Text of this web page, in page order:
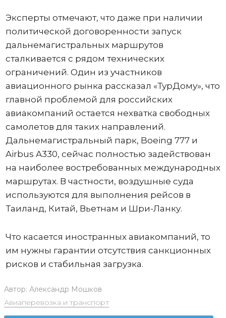
Эксперты отмечают, что даже при наличии
политической договоренности запуск
дальнемагистральных маршрутов
сталкивается с рядом технических
ограничений. Один из участников
авиационного рынка рассказал «ТурДому», что
главной проблемой для российских
авиакомпаний остается нехватка свободных
самолетов для таких направлений.
Дальнемагистральный парк, Boeing 777 и
Airbus A330, сейчас полностью задействован
на наиболее востребованных международных
маршрутах. В частности, воздушные суда
используются для выполнения рейсов в
Таиланд, Китай, Вьетнам и Шри-Ланку.
Что касается иностранных авиакомпаний, то
им нужны гарантии отсутствия санкционных
рисков и стабильная загрузка.
Автор: Александр Мошков
Авиаперевозка и транспорт